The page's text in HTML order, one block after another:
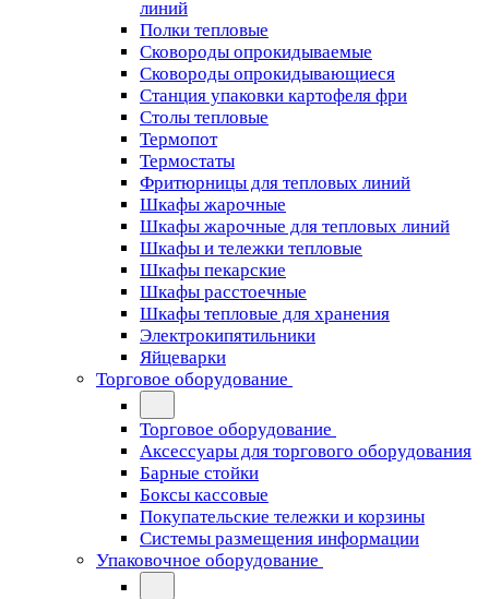
линий
Полки тепловые
Сковороды опрокидываемые
Сковороды опрокидывающиеся
Станция упаковки картофеля фри
Столы тепловые
Термопот
Термостаты
Фритюрницы для тепловых линий
Шкафы жарочные
Шкафы жарочные для тепловых линий
Шкафы и тележки тепловые
Шкафы пекарские
Шкафы расстоечные
Шкафы тепловые для хранения
Электрокипятильники
Яйцеварки
Торговое оборудование
Торговое оборудование
Аксессуары для торгового оборудования
Барные стойки
Боксы кассовые
Покупательские тележки и корзины
Системы размещения информации
Упаковочное оборудование